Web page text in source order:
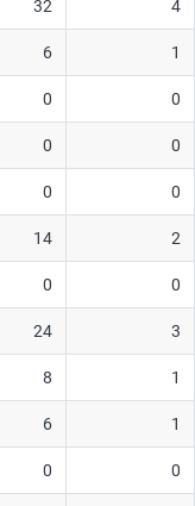
32 4
6 1
0 0
0 0
0 0
14 2
0 0
24 3
8 1
6 1
0 0